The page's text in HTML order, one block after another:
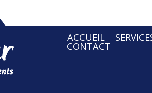
ACCUEIL
CONTACT